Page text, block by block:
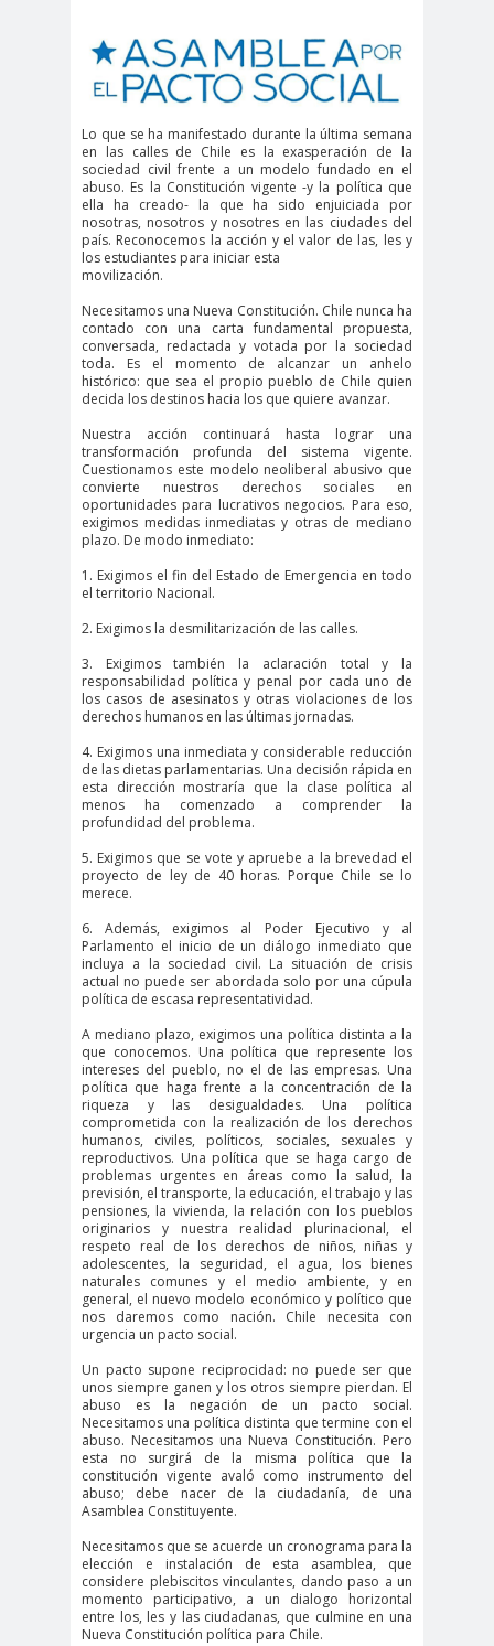
#DerechosFundam
entales
#Destaca
do
#Importante
#Destacado #Importante
#Noticias #Asamblea
#Colegiodeperiodistas
#Destacado #Importante
#Colegiodeperiodistas
#Destacado #Importante
#Noticias #Elecciones
#CandidaturasConsejoNacional
#Colegiodeperiodistas
#Destacado #Importante
#Noticias #Elecciones
#Colegiodeperiodistas
#Eleccion
#Elecciones2
#FalloJudic
ial
#GabrielBoric
Font
#Géner
o
#GéneroYDD
HH
#Importan
te
#Importante #Noticias
#Asamblea
#Colegiodeperiodistas
Delito
ensa
#MediosNoSexi
stas
#Megame
dia
#noticia
#Noticias #Asamblea
#Colegiodeperiodistas
#PrensaProte
gida
1 de
mayo
11 de
septiembre
18 de
octubre
1DEMAY
O
8demarz
o
aborto
Abraham
Santibañez
Abrazo
s
abuso
s
abusos
laborales
Academia de Humanismo
Cristiano
activismo
digital
actos de
violencia
Acuerdo por la
paz
Acuerdo por la Paz y
Nueva
Acuerdo por la Paz y Nueva
Lo que se ha manifestado durante la última semana
en las calles de Chile es la exasperación de la
sociedad civil frente a un modelo fundado en el
abuso. Es la Constitución vigente -y la política que
ella ha creado- la que ha sido enjuiciada por
nosotras, nosotros y nosotres en las ciudades del
país. Reconocemos la acción y el valor de las, les y
los estudiantes para iniciar esta
movilización.
Necesitamos una Nueva Constitución. Chile nunca ha
contado con una carta fundamental propuesta,
conversada, redactada y votada por la sociedad
toda. Es el momento de alcanzar un anhelo
histórico: que sea el propio pueblo de Chile quien
decida los destinos hacia los que quiere avanzar.
Nuestra acción continuará hasta lograr una
transformación profunda del sistema vigente.
Cuestionamos este modelo neoliberal abusivo que
convierte nuestros derechos sociales en
oportunidades para lucrativos negocios. Para eso,
exigimos medidas inmediatas y otras de mediano
plazo. De modo inmediato:
1. Exigimos el fin del Estado de Emergencia en todo
el territorio Nacional.
2. Exigimos la desmilitarización de las calles.
3. Exigimos también la aclaración total y la
responsabilidad política y penal por cada uno de
los casos de asesinatos y otras violaciones de los
derechos humanos en las últimas jornadas.
4. Exigimos una inmediata y considerable reducción
de las dietas parlamentarias. Una decisión rápida en
esta dirección mostraría que la clase política al
menos ha comenzado a comprender la
profundidad del problema.
5. Exigimos que se vote y apruebe a la brevedad el
proyecto de ley de 40 horas. Porque Chile se lo
merece.
6. Además, exigimos al Poder Ejecutivo y al
Parlamento el inicio de un diálogo inmediato que
incluya a la sociedad civil. La situación de crisis
actual no puede ser abordada solo por una cúpula
política de escasa representatividad.
A mediano plazo, exigimos una política distinta a la
que conocemos. Una política que represente los
intereses del pueblo, no el de las empresas. Una
política que haga frente a la concentración de la
riqueza y las desigualdades. Una política
comprometida con la realización de los derechos
humanos, civiles, políticos, sociales, sexuales y
reproductivos. Una política que se haga cargo de
problemas urgentes en áreas como la salud, la
previsión, el transporte, la educación, el trabajo y las
pensiones, la vivienda, la relación con los pueblos
originarios y nuestra realidad plurinacional, el
respeto real de los derechos de niños, niñas y
adolescentes, la seguridad, el agua, los bienes
naturales comunes y el medio ambiente, y en
general, el nuevo modelo económico y político que
nos daremos como nación. Chile necesita con
urgencia un pacto social.
Un pacto supone reciprocidad: no puede ser que
unos siempre ganen y los otros siempre pierdan. El
abuso es la negación de un pacto social.
Necesitamos una política distinta que termine con el
abuso. Necesitamos una Nueva Constitución. Pero
esta no surgirá de la misma política que la
constitución vigente avaló como instrumento del
abuso; debe nacer de la ciudadanía, de una
Asamblea Constituyente.
Necesitamos que se acuerde un cronograma para la
elección e instalación de esta asamblea, que
considere plebiscitos vinculantes, dando paso a un
momento participativo, a un dialogo horizontal
entre los, les y las ciudadanas, que culmine en una
Nueva Constitución política para Chile.